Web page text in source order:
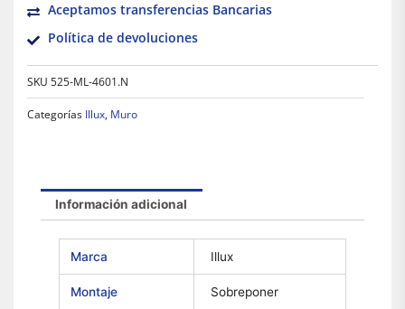
Aceptamos transferencias Bancarias
Política de devoluciones
SKU 525-ML-4601.N
Categorías Illux, Muro
Información adicional
Marca Illux
Montaje Sobreponer